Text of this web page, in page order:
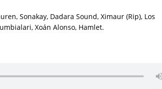
Sonakay, Dadara Sound, Ximaur (Rip), Los
Xoán Alonso, Hamlet.